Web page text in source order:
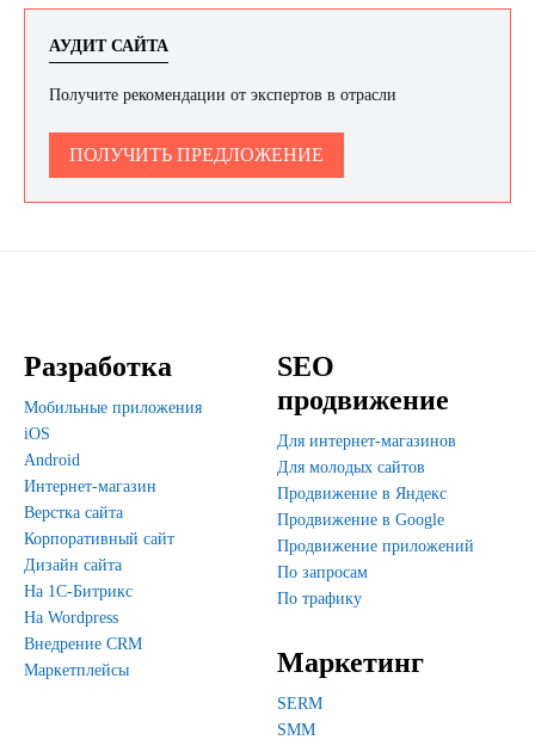
АУДИТ САЙТА
Получите рекомендации от экспертов в отрасли
ПОЛУЧИТЬ ПРЕДЛОЖЕНИЕ
Разработка
Мобильные приложения
iOS
Android
Интернет-магазин
Верстка сайта
Корпоративный сайт
Дизайн сайта
На 1С-Битрикс
На Wordpress
Внедрение CRM
Маркетплейсы
SEO
продвижение
Для интернет-магазинов
Для молодых сайтов
Продвижение в Яндекс
Продвижение в Google
Продвижение приложений
По запросам
По трафику
Маркетинг
SERM
SMM